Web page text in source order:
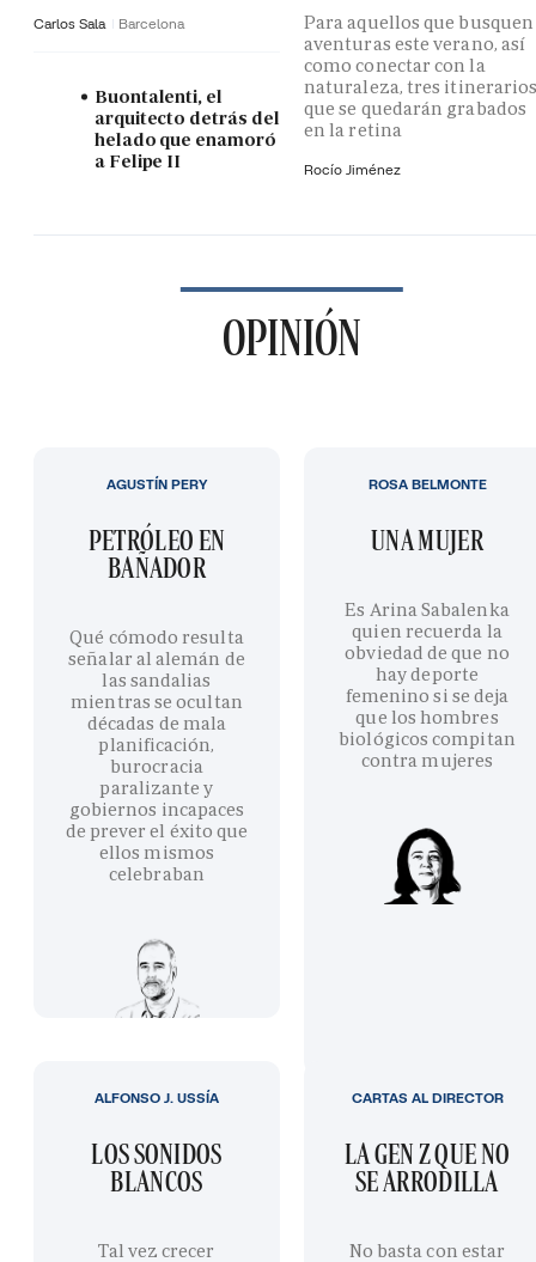
Carlos Sala Barcelona
Buontalenti, el
arquitecto detrás del
helado que enamoró
a Felipe II
Para aquellos que busquen
aventuras este verano, así
como conectar con la
naturaleza, tres
que se quedarán grabados
en la retina
Rocío Jiménez
OPINIÓN
PETRÓLEO EN
BAÑADOR
Qué cómodo resulta
señalar al alemán de
las sandalias
mientras se ocultan
décadas de mala
planificación,
burocracia
paralizante y
gobiernos incapaces
de prever el éxito que
ellos mismos
celebraban
AGUSTÍN PERY
UNA MUJER
Es Arina Sabalenka
quien recuerda la
obviedad de que no
hay deporte
femenino si se deja
que los hombres
biológicos compitan
contra mujeres
ROSA BELMONTE
LOS SONIDOS
BLANCOS
Tal vez crecer
ALFONSO J. USSÍA
LA GEN Z QUE NO
SE ARRODILLA
No basta con estar
CARTAS AL DIRECTOR